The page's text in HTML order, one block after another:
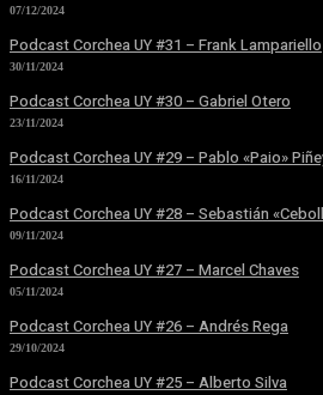
07/12/2024
Podcast Corchea UY #31 – Frank Lampariello
30/11/2024
Podcast Corchea UY #30 – Gabriel Otero
23/11/2024
Podcast Corchea UY #29 – Pablo «Paio»
16/11/2024
Podcast Corchea UY #28 – Sebastián
09/11/2024
Podcast Corchea UY #27 – Marcel Chaves
05/11/2024
Podcast Corchea UY #26 – Andrés Rega
29/10/2024
Podcast Corchea UY #25 – Alberto Silva